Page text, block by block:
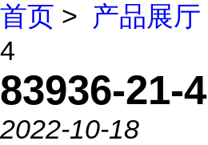
首页 > 产品展厅
4
83936-21-4
2022-10-18